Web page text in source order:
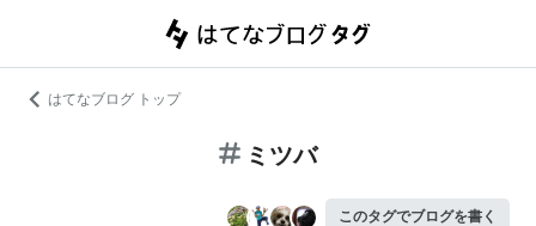
はてなブログ トップ
ミツバ
このタグでブログを書く